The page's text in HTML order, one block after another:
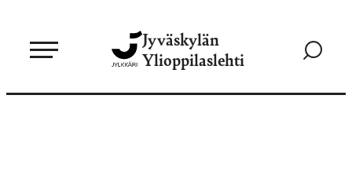
sisältöön
Jyväskylän
Ylioppilaslehti
Siirry